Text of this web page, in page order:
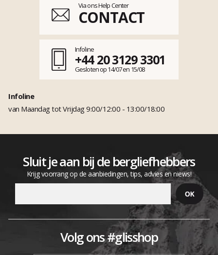
Via ons Help Center
CONTACT
Infoline
+44 20 3129 3301
Gesloten op 14/07 en 15/08
Infoline
van Maandag tot Vrijdag 9:00/12:00 - 13:00/18:00
Sluit je aan bij de bergliefhebbers
Krijg voorrang op de aanbiedingen, tips, advies en niews!
Volg ons #glisshop